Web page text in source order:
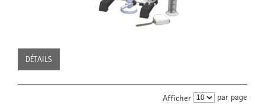
DÉTAILS
Afficher par page